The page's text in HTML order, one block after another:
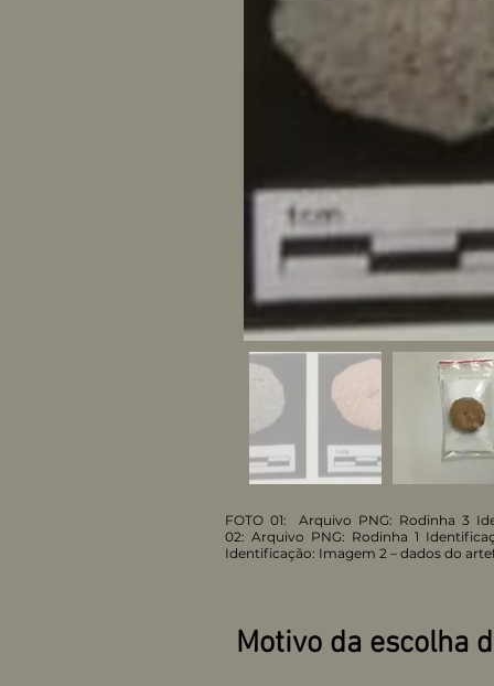
FOTO 01:Arquivo PNG: Rodinha 3
02: Arquivo PNG: Rodinha 1
Identificação: Imagem 2 – dados do
Motivo da escolha